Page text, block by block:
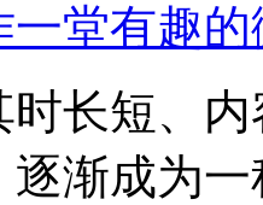
一堂有趣
时长短、
逐渐成为